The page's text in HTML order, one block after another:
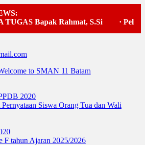
Bapak Rahmat, S.Si
to SMAN 11 Batam
2020
Siswa Orang Tua dan Wali
F tahun Ajaran 2025/2026